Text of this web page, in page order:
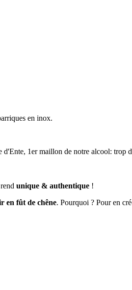
en inox.
1er maillon de notre alcool: trop
unique & authentique !
en fût de chêne. Pourquoi ? Pour en